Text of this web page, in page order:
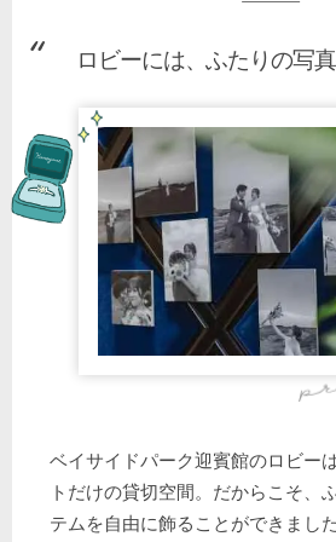
ロビーには、ふたりの写
ベイサイドパーク迎賓館のロビー
トだけの貸切空間。だからこそ、
テムを自由に飾ることができまし